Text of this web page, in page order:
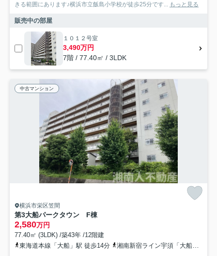
きる範囲にあります♪横浜市立飯島小学校が徒歩25分です... もっと見る
販売中の部屋
１０１２号室
3,490万円
7階 / 77.40㎡ / 3LDK
中古マンション
横浜市栄区笠間
第3大船パークタウン F棟
2,580万円
77.40㎡ (3LDK) /築43年 /12階建
東海道本線「大船」駅 徒歩14分
湘南新宿ライン宇須「大船」駅 徒歩14分